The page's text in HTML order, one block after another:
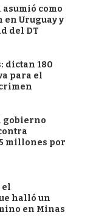
asumió como
en Uruguay y
del DT
dictan 180
para el
gobierno
millones por
el
halló un
en Minas